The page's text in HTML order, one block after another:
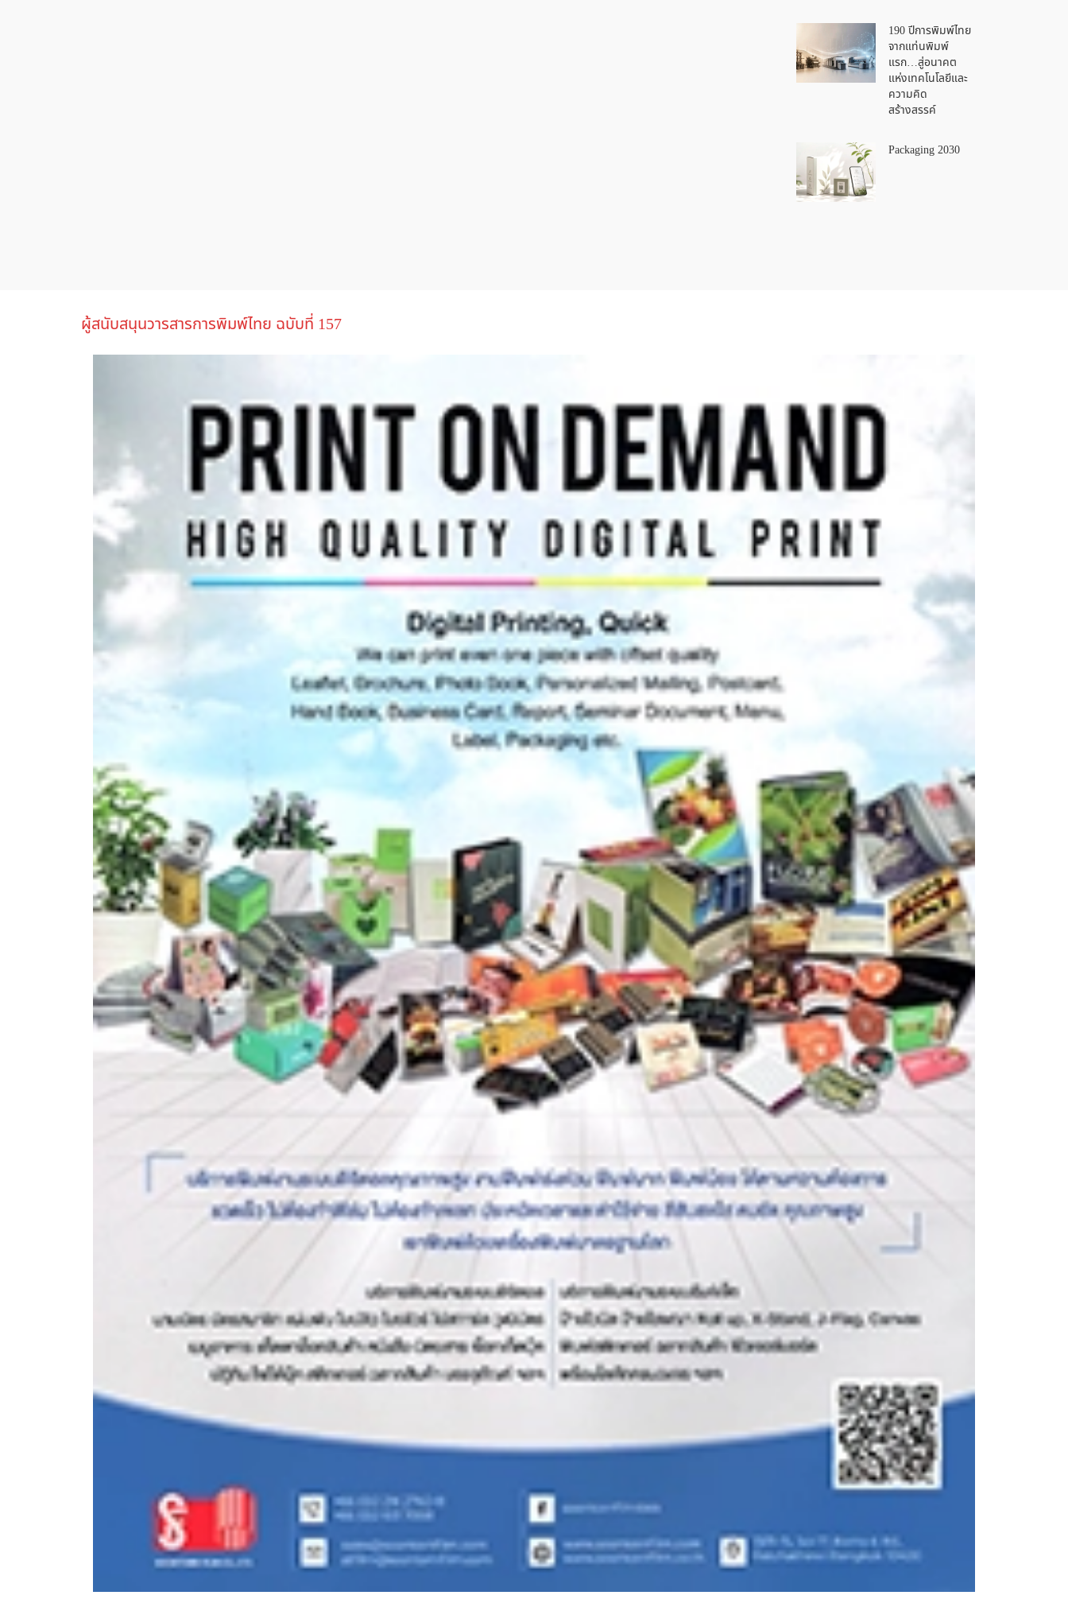
190 ปีการพิมพ์ไทย
จากแท่นพิมพ์
แรก…สู่อนาคต
แห่งเทคโนโลยีและ
ความคิด
สร้างสรรค์
Packaging 2030
ผู้สนับสนุนวารสารการพิมพ์ไทย ฉบับที่ 157